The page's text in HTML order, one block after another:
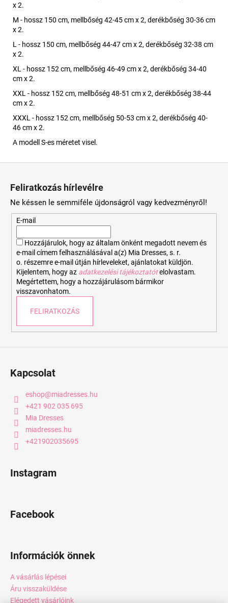
x 2.
M - hossz 150 cm, mellbőség 42-45 cm x 2, derékbőség 30-36 cm
x 2.
L - hossz 150 cm, mellbőség 44-47 cm x 2, derékbőség 32-38 cm
x 2.
XL - hossz 152 cm, mellbőség 46-49 cm x 2, derékbőség 34-40
cm x 2.
XXL - hossz 152 cm, mellbőség 48-51 cm x 2, derékbőség 38-44
cm x 2.
XXXL - hossz 152 cm, mellbőség 50-53 cm x 2, derékbőség 40-
46 cm x 2.
A modell S-es méretet visel.
Feliratkozás hírlevélre
Ne késsen le semmiféle újdonságról vagy kedvezményről!
E-mail
Hozzájárulok, hogy az általam önként megadott nevem és
e-mail címem felhasználásával a(z) Mia Dresses, s. r.
o. részemre e-mail útján hírleveleket, ajánlatokat küldjön.
Kijelentem, hogy az adatkezelési tájékoztatót elolvastam.
Megértettem, hogy a hozzájárulásom bármikor
visszavonhatom.
FELIRATKOZÁS
Kapcsolat
eshop@miadresses.hu
+421 902 035 695
Mia Dresses
miadresses.hu
+421902035695
Instagram
Facebook
Információk önnek
A vásárlás lépései
Áru visszaküldése
Elégedett vásárlóink